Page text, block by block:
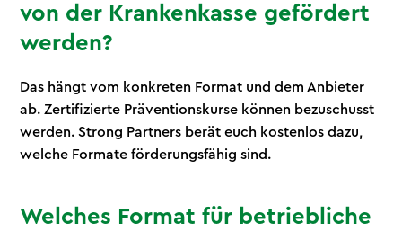
von der Krankenkasse gefördert
werden?
Das hängt vom konkreten Format und dem Anbieter
ab. Zertifizierte Präventionskurse können bezuschusst
werden. Strong Partners berät euch kostenlos dazu,
welche Formate förderungsfähig sind.
Welches Format für betriebliche